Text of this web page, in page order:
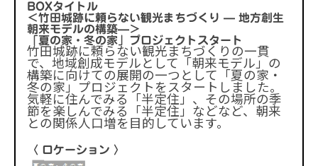
BOXタイトル
＜竹田城跡に頼らない観光まちづくり — 地方創生
朝来モデルの構築—＞
「夏の家・冬の家」プロジェクトスタート
竹田城跡に頼らない観光まちづくりの一貫
で、地域創成モデルとして「朝来モデル」の
構築に向けての展開の一つとして「夏の家・
冬の家」プロジェクトをスタートしました。
気軽に住んでみる「半定住」、その場所の季
節を楽しんでみる「半定住」などなど、朝来
との関係人口増を目的しています。
〈 ロケーション 〉